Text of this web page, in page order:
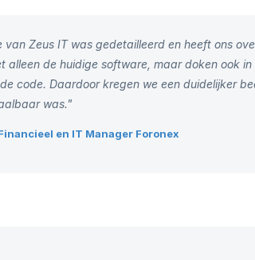
van Zeus IT was gedetailleerd en heeft ons
alleen de huidige software, maar doken ook in
code. Daardoor kregen we een duidelijker
was."
en IT Manager Foronex